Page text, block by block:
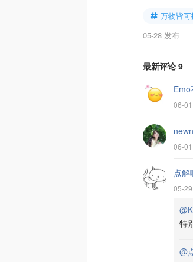
万物皆
05-28 发布
最新评论 9
06-01
06-01
点解
05-29
特
@